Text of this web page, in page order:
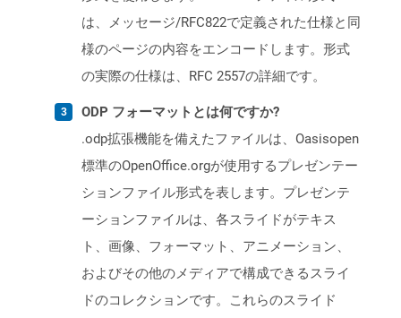
は、メッセージ/RFC822で定義された仕様と同
様のページの内容をエンコードします。形式
の実際の仕様は、RFC 2557の詳細です。
ODP フォーマットとは何ですか?
.odp拡張機能を備えたファイルは、Oasisopen
標準のOpenOffice.orgが使用するプレゼンテー
ションファイル形式を表します。プレゼンテ
ーションファイルは、各スライドがテキス
ト、画像、フォーマット、アニメーション、
およびその他のメディアで構成できるスライ
ドのコレクションです。これらのスライド